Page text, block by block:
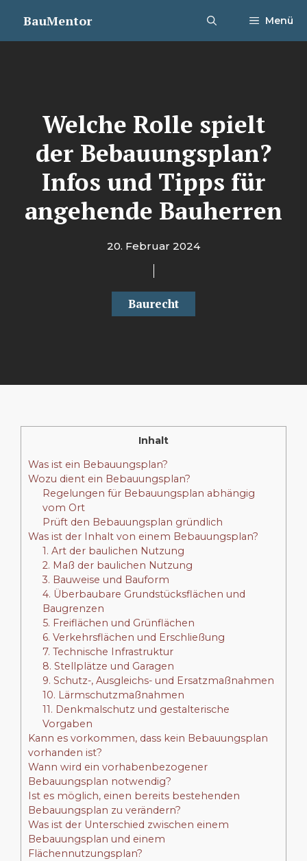
InhaltBauMentor Menü
Welche Rolle spielt
der Bebauungsplan?
Infos und Tipps für
angehende Bauherren
20. Februar 2024
Baurecht
Inhalt
Was ist ein Bebauungsplan?
Wozu dient ein Bebauungsplan?
Regelungen für Bebauungsplan abhängig
vom Ort
Prüft den Bebauungsplan gründlich
Was ist der Inhalt von einem Bebauungsplan?
1. Art der baulichen Nutzung
2. Maß der baulichen Nutzung
3. Bauweise und Bauform
4. Überbaubare Grundstücksflächen und
Baugrenzen
5. Freiflächen und Grünflächen
6. Verkehrsflächen und Erschließung
7. Technische Infrastruktur
8. Stellplätze und Garagen
9. Schutz-, Ausgleichs- und Ersatzmaßnahmen
10. Lärmschutzmaßnahmen
11. Denkmalschutz und gestalterische
Vorgaben
Kann es vorkommen, dass kein Bebauungsplan
vorhanden ist?
Wann wird ein vorhabenbezogener
Bebauungsplan notwendig?
Ist es möglich, einen bereits bestehenden
Bebauungsplan zu verändern?
Was ist der Unterschied zwischen einem
Bebauungsplan und einem
Flächennutzungsplan?